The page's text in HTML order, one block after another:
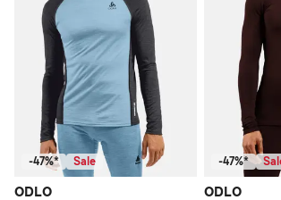
-47%* Sale
ODLO
-47%*
ODLO